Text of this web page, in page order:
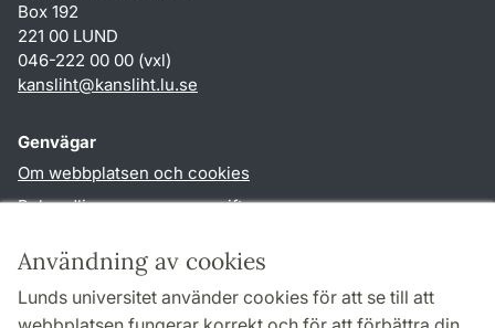
Användning av cookies
Lunds universitet använder cookies för att se till att
Box 192
221 00 LUND
046-222 00 00 (vxl)
kansliht@kansliht.lu.se
Genvägar
Om webbplatsen och cookies
Behandling av personuppgifter
TYPO3-login